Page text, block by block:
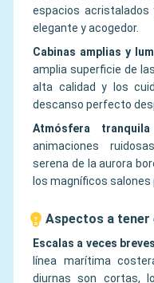
espacios
elegante y acogedor.
Cabinas amplias y
amplia superficie de
alta calidad y los
descanso perfecto
Atmósfera
animaciones
serena de la aurora
los magníficos salones
Aspectos a tener
Escalas a veces breves
línea marítima
diurnas son cortas,